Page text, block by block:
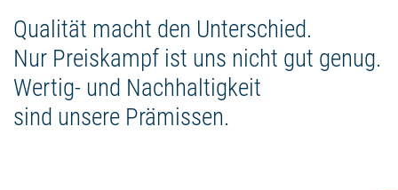
Qualität macht den Unterschied.
Nur Preiskampf ist uns nicht gut genug.
Wertig- und Nachhaltigkeit
sind unsere Prämissen.